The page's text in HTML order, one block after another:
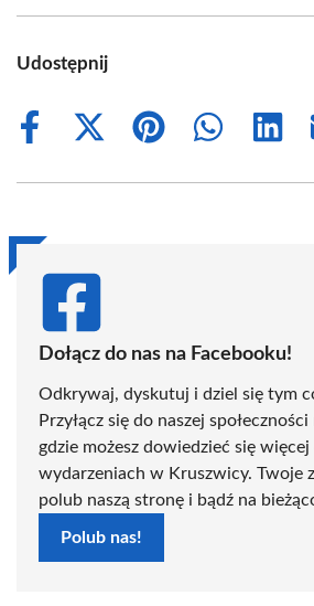
Udostępnij
Share
Share
(Twitter)
Share
Share
Share
Dołącz do nas na Facebooku!
Odkrywaj, dyskutuj i dziel się tym
Przyłącz się do naszej
gdzie możesz dowiedzieć się
wydarzeniach w Kruszwicy. Twoje
polub naszą stronę i bądź na
Polub nas!